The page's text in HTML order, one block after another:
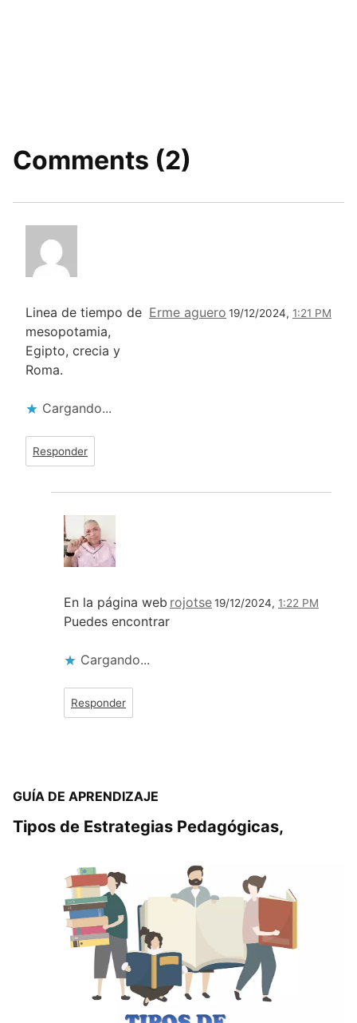
Comments (2)
Erme aguero 19/12/2024, 1:21 PM
Linea de tiempo de
mesopotamia,
Egipto, crecia y
Roma.
Cargando...
Responder
rojotse19/12/2024, 1:22 PM
En la página web
Puedes encontrar
Cargando...
Responder
GUÍA DE APRENDIZAJE
Tipos de Estrategias Pedagógicas,